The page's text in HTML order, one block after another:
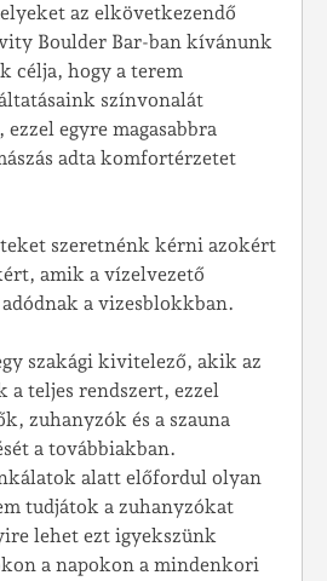
az elkövetkezendő
Boulder Bar-ban kívánunk
célja, hogy a terem
színvonalát
egyre magasabbra
adta komfortérzetet
szeretnénk kérni azokért
amik a vízelvezető
a vizesblokkban.
szakági kivitelező, akik az
a teljes rendszert, ezzel
zuhanyzók és a szauna
a továbbiakban.
alatt előfordul olyan
tudjátok a zuhanyzókat
lehet ezt igyekszünk
a napokon a mindenkori